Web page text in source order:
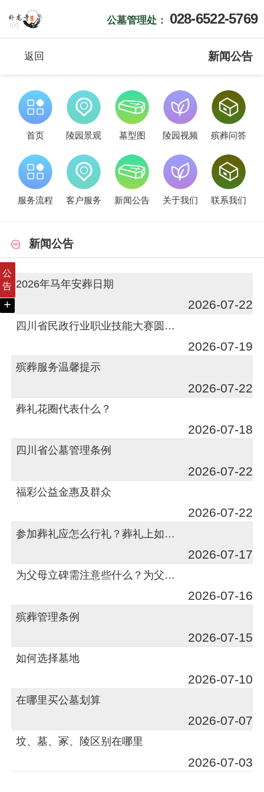
公
告
+
公墓管理处： 028-6522-5769
返回 新闻公告
首页 陵园景观 墓型图 陵园视频 殡葬问答
服务流程 客户服务 新闻公告 关于我们 联系我们
新闻公告
2026年马年安葬日期
2026-07-22
四川省民政行业职业技能大赛圆满落幕
2026-07-19
殡葬服务温馨提示
2026-07-22
葬礼花圈代表什么？
2026-07-18
四川省公墓管理条例
2026-07-22
福彩公益金惠及群众
2026-07-22
参加葬礼应怎么行礼？葬礼上如何行礼？
2026-07-17
为父母立碑需注意些什么？为父母立碑有何讲究？
2026-07-16
殡葬管理条例
2026-07-15
如何选择墓地
2026-07-10
在哪里买公墓划算
2026-07-07
坟、墓、冢、陵区别在哪里
2026-07-03